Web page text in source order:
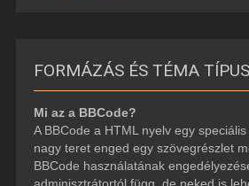
FORMÁZÁS ÉS TÉMA
Mi az a BBCode?
A BBCode a HTML nyelv egy
nagy teret enged egy szövegrészlet
BBCode használatának